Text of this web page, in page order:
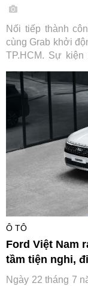
Nối tiếp thành
cùng Grab khởi
TP.HCM. Sự
đẩy chuyển đổi
Ô TÔ
Ford Việt Nam
tầm tiện nghi,
Ngày 22 tháng 7